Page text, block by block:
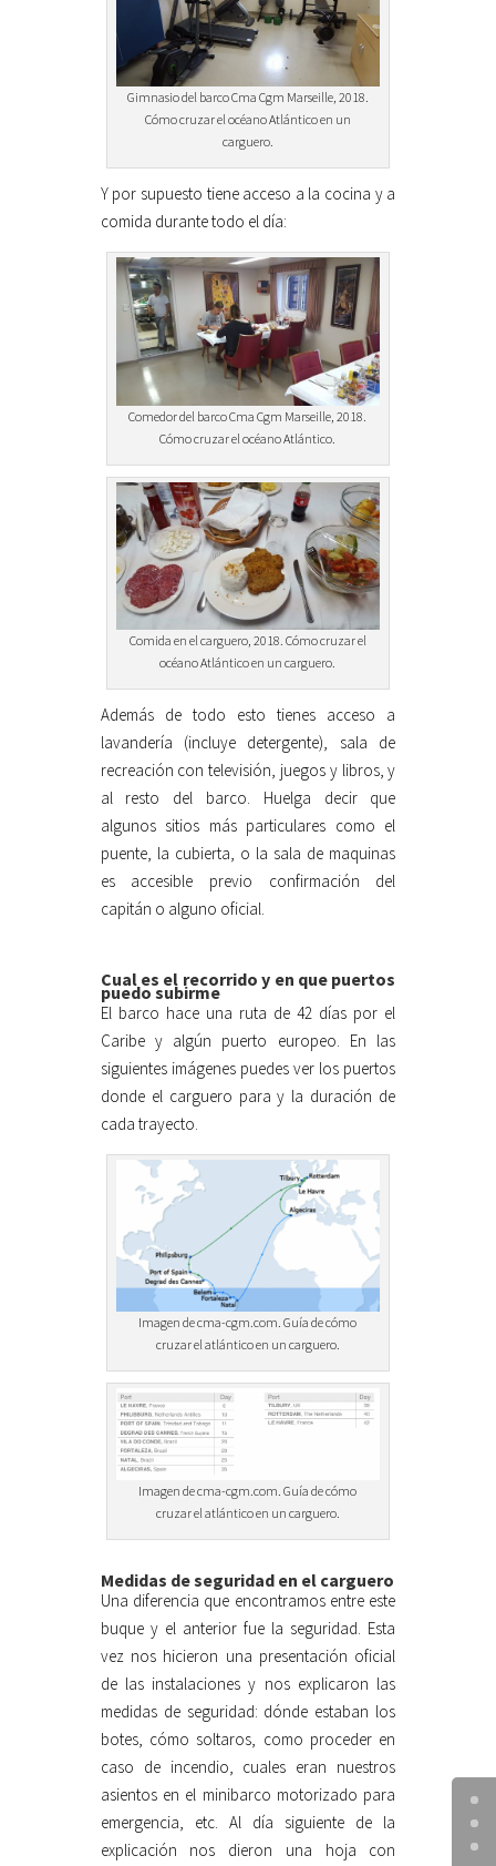
Gimnasio del barco Cma Cgm Marseille, 2018.
Cómo cruzar el océano Atlántico en un
carguero.
Y por supuesto tiene acceso a la cocina y a
comida durante todo el día:
Comedor del barco Cma Cgm Marseille, 2018.
Cómo cruzar el océano Atlántico.
Comida en el carguero, 2018. Cómo cruzar el
océano Atlántico en un carguero.
Además de todo esto tienes acceso a
lavandería (incluye detergente), sala de
recreación con televisión, juegos y libros, y
al resto del barco. Huelga decir que
algunos sitios más particulares como el
puente, la cubierta, o la sala de maquinas
es accesible previo confirmación del
capitán o alguno oficial.
Cual es el recorrido y en que puertos
puedo subirme
El barco hace una ruta de 42 días por el
Caribe y algún puerto europeo. En las
siguientes imágenes puedes ver los puertos
donde el carguero para y la duración de
cada trayecto.
Imagen de cma-cgm.com. Guía de cómo
cruzar el atlántico en un carguero.
Imagen de cma-cgm.com. Guía de cómo
cruzar el atlántico en un carguero.
Medidas de seguridad en el carguero
Una diferencia que encontramos entre este
buque y el anterior fue la seguridad. Esta
vez nos hicieron una presentación oficial
de las instalaciones y nos explicaron las
medidas de seguridad: dónde estaban los
botes, cómo soltaros, como proceder en
caso de incendio, cuales eran nuestros
asientos en el minibarco motorizado para
emergencia, etc. Al día siguiente de la
explicación nos dieron una hoja con